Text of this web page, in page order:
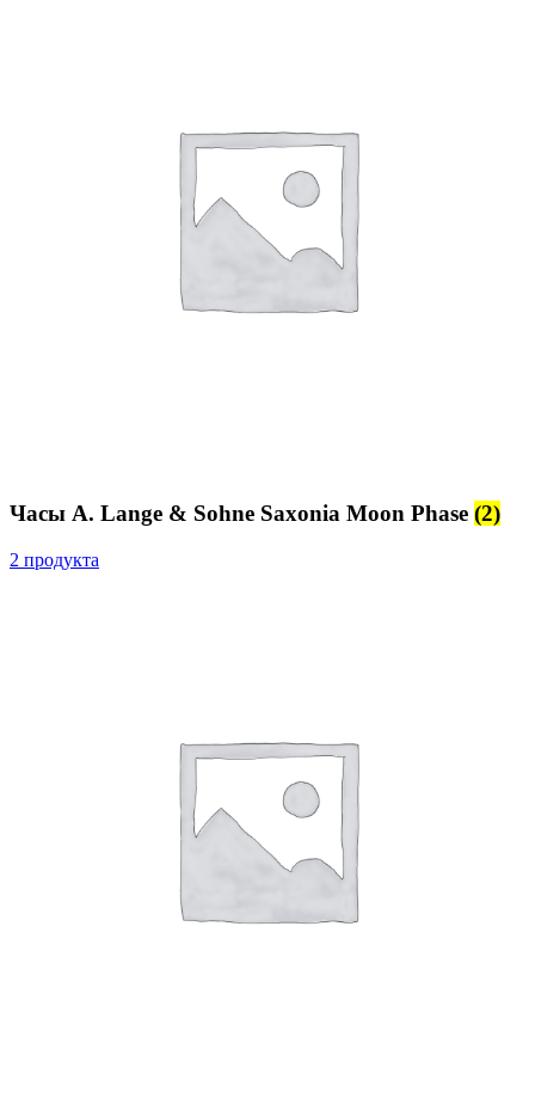
Часы A. Lange & Sohne Saxonia Moon Phase (2)
2 продукта